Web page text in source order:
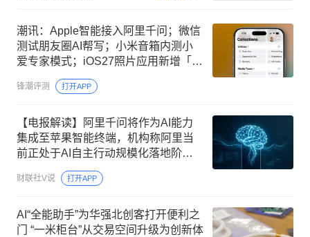
潮讯：Apple智能接入阿里千问；微信
测试朋友圈AI帮写；小米音箱内测小
爱专家模式；iOS27照片应用新增「由
我拍摄」筛选
锋潮评测 打开APP
【电报解读】阿里千问将作为AI能力
集成至苹果智能终端，机构称阿里当
前正处于AI自主行动规模化落地阶
段，这家公司与阿里在AI应用、算力
等多个领域订单持续落地
财联社V说 打开APP
AI“全能助手”为华强北创客打开便利之
门 “一米柜台”从交易空间升级为创新体